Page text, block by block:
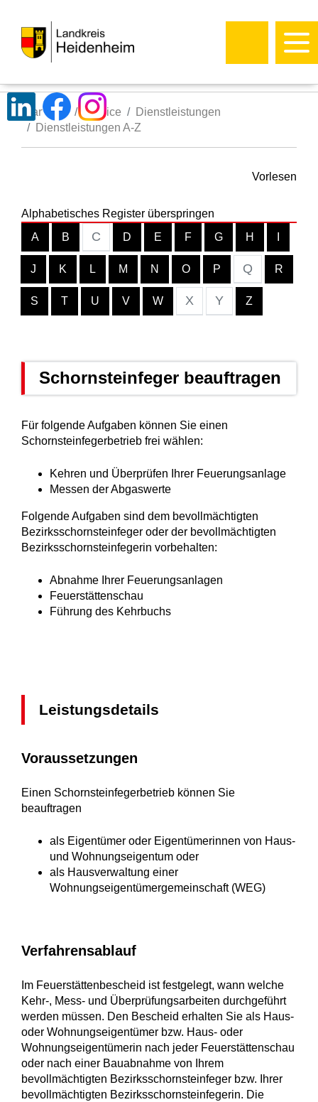
Startseite Service
Dienstleistungen
Dienstleistungen A-Z
Vorlesen
Alphabetisches Register überspringen
A
B C D E F G H
J K L M N O P Q R
S T U V W X Y Z
Schornsteinfeger beauftragen
Für folgende Aufgaben können Sie einen
Schornsteinfegerbetrieb frei wählen:
Kehren und Überprüfen Ihrer Feuerungsanlage
Messen der Abgaswerte
Folgende Aufgaben sind dem bevollmächtigten
Bezirksschornsteinfeger oder der bevollmächtigten
Bezirksschornsteinfegerin vorbehalten:
Abnahme Ihrer Feuerungsanlagen
Feuerstättenschau
Führung des Kehrbuchs
Leistungsdetails
Voraussetzungen
Einen Schornsteinfegerbetrieb können Sie
beauftragen
als Eigentümer oder Eigentümerinnen von Haus-
und Wohnungseigentum oder
als Hausverwaltung einer
Wohnungseigentümergemeinschaft (WEG)
Verfahrensablauf
Im Feuerstättenbescheid ist festgelegt, wann welche
Kehr-, Mess- und Überprüfungsarbeiten durchgeführt
werden müssen. Den Bescheid erhalten Sie als Haus-
oder Wohnungseigentümer bzw. Haus- oder
Wohnungseigentümerin nach jeder Feuerstättenschau
oder nach einer Bauabnahme von Ihrem
bevollmächtigten Bezirksschornsteinfeger bzw. Ihrer
bevollmächtigten Bezirksschornsteinfegerin. Die